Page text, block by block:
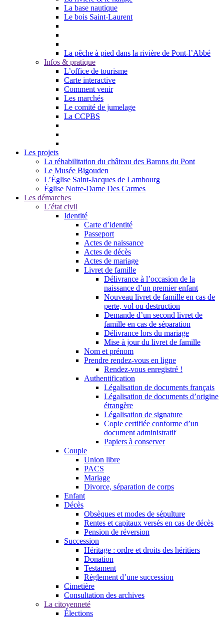
La base nautique
Le bois Saint-Laurent
La pêche à pied dans la rivière de Pont-l’Abbé
Infos & pratique
L’office de tourisme
Carte interactive
Comment venir
Les marchés
Le comité de jumelage
La CCPBS
Les projets
La réhabilitation du château des Barons du Pont
Le Musée Bigouden
L’Église Saint-Jacques de Lambourg
Église Notre-Dame Des Carmes
Les démarches
L’état civil
Identité
Carte d’identité
Passeport
Actes de naissance
Actes de décès
Actes de mariage
Livret de famille
Délivrance à l’occasion de la
naissance d’un premier enfant
Nouveau livret de famille en cas de
perte, vol ou destruction
Demande d’un second livret de
famille en cas de séparation
Délivrance lors du mariage
Mise à jour du livret de famille
Nom et prénom
Prendre rendez-vous en ligne
Rendez-vous enregistré !
Authentification
Légalisation de documents français
Légalisation de documents d’origine
étrangère
Légalisation de signature
Copie certifiée conforme d’un
document administratif
Papiers à conserver
Couple
Union libre
PACS
Mariage
Divorce, séparation de corps
Enfant
Décès
Obsèques et modes de sépulture
Rentes et capitaux versés en cas de décès
Pension de réversion
Succession
Héritage : ordre et droits des héritiers
Donation
Testament
Règlement d’une succession
Cimetière
Consultation des archives
La citoyenneté
Élections